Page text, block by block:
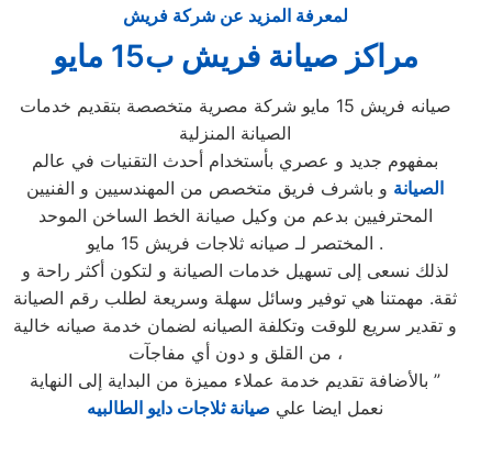
لمعرفة المزيد عن شركة فريش
مراكز صيانة فريش ب15 مايو
صيانه فريش 15 مايو شركة مصرية متخصصة بتقديم خدمات
الصيانة المنزلية
بمفهوم جديد و عصري بأستخدام أحدث التقنيات في عالم
الصيانة و باشرف فريق متخصص من المهندسيين و الفنيين
المحترفيين بدعم من وكيل صيانة الخط الساخن الموحد
المختصر لـ صيانه ثلاجات فريش 15 مايو .
لذلك نسعى إلى تسهيل خدمات الصيانة و لتكون أكثر راحة و
ثقة. مهمتنا هي توفير وسائل سهلة وسريعة لطلب رقم الصيانة
و تقدير سريع للوقت وتكلفة الصيانه لضمان خدمة صيانه خالية
من القلق و دون أي مفاجآت ،
بالأضافة تقديم خدمة عملاء مميزة من البداية إلى النهاية ”
نعمل ايضا علي صيانة ثلاجات دايو الطالبيه